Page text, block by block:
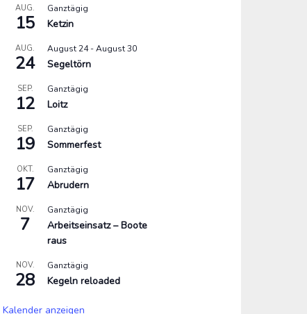
AUG.
15
Ganztägig
Ketzin
AUG.
24
August 24-August 30
Segeltörn
SEP.
12
Ganztägig
Loitz
SEP.
19
Ganztägig
Sommerfest
OKT.
17
Ganztägig
Abrudern
NOV.
7
Ganztägig
Arbeitseinsatz – Boote
raus
NOV.
28
Ganztägig
Kegeln reloaded
Kalender anzeigen